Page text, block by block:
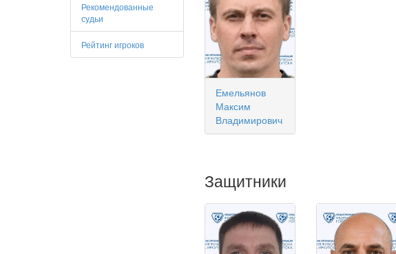
Рекомендованные
судьи
Рейтинг игроков
Емельянов
Максим
Владимирович
Защитники